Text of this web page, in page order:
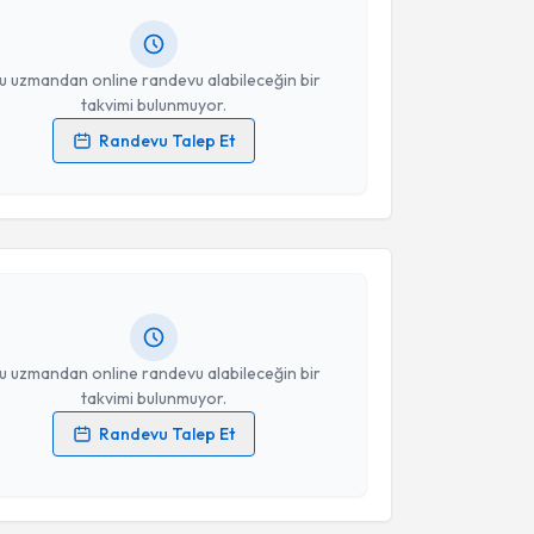
uzmandan online randevu alabileceğin bir
takvimi bulunmuyor.
Randevu Talep Et
verilerimin işlenmesine ilişkinAydınlatma Metni
kabul ediyorum.
uzmandan online randevu alabileceğin bir
takvimi bulunmuyor.
Randevu Talep Et
Talebi
Güriçin randevu takvimi talebi oluşturun. Size bu
almanız için bir takvim hazırlandığında e-
verilerimin işlenmesine ilişkinAydınlatma Metni